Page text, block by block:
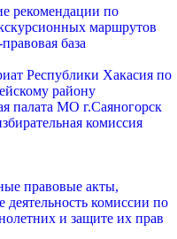
рекомендации по
маршрутов
база
Республики Хакасия по
району
палата МО г.Саяногорск
комиссия
правовые акты,
комиссии по
и защите их прав